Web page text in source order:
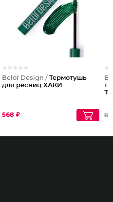
Belor Design / Термотушь
для ресниц ХАКИ
568 ₽